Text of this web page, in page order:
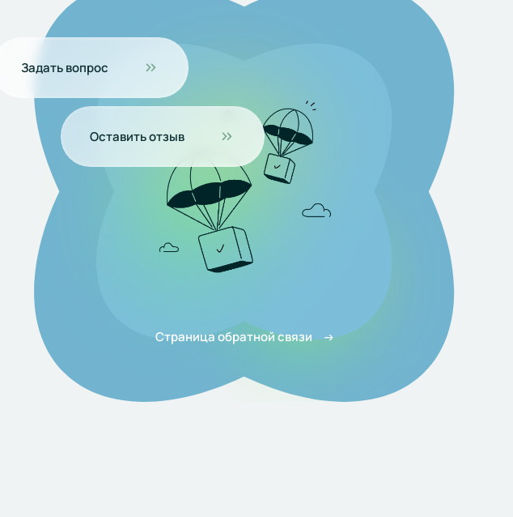
Страница обратной связи
Задать вопрос
Оставить отзыв